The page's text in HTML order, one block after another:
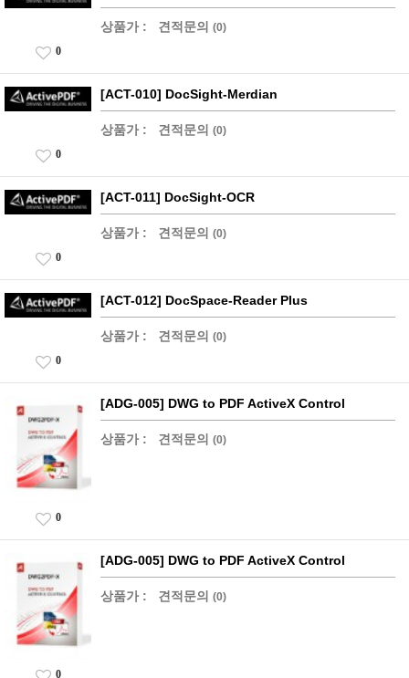
상품가 : 견적문의 (0)
0
[ACT-010] DocSight-Merdian
상품가 : 견적문의 (0)
0
[ACT-011] DocSight-OCR
상품가 : 견적문의 (0)
0
[ACT-012] DocSpace-Reader Plus
상품가 : 견적문의 (0)
0
[ADG-005] DWG to PDF ActiveX Control
상품가 : 견적문의 (0)
0
[ADG-005] DWG to PDF ActiveX Control
상품가 : 견적문의 (0)
0